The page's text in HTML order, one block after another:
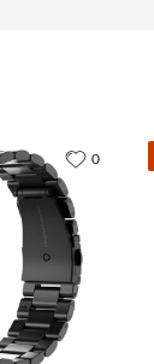
0